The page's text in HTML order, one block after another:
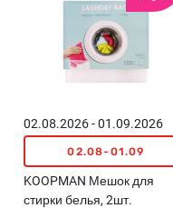
02.08.2026 - 01.09.2026
02.08-01.09
KOOPMAN Мешок для
стирки белья, 2шт.